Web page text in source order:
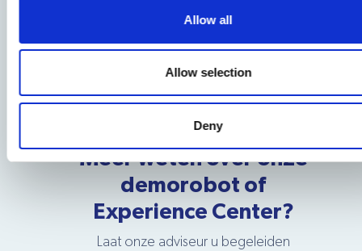
Allow all
Allow selection
Deny
Meer weten over onze
demorobot of
Experience Center?
Laat onze adviseur u begeleiden